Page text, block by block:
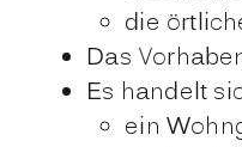
die
Das
Es handelt
ein